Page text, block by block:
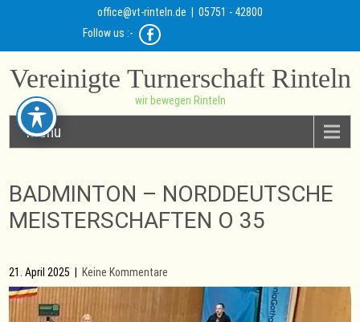
office@vt-rinteln.de | 05751 - 42800
Follow us :-
Vereinigte Turnerschaft Rinteln
wir bewegen Rinteln
Menu
BADMINTON – NORDDEUTSCHE
MEISTERSCHAFTEN O 35
21. April 2025 Keine Kommentare